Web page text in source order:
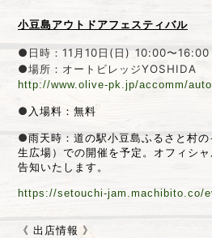
小豆島アウトドアフェスティバル
●日時：11月10日(日) 10:00〜16:00
●場所：オートビレッジYOSHIDA
http://www.olive-pk.jp/accomm/
● 入場料：無料
●雨天時：道の駅小豆島ふるさと村
生広場）での開催を予定。オフィシ
告知いたします。
https://setouchi-jam.machibito.co/
《 出店情報 》